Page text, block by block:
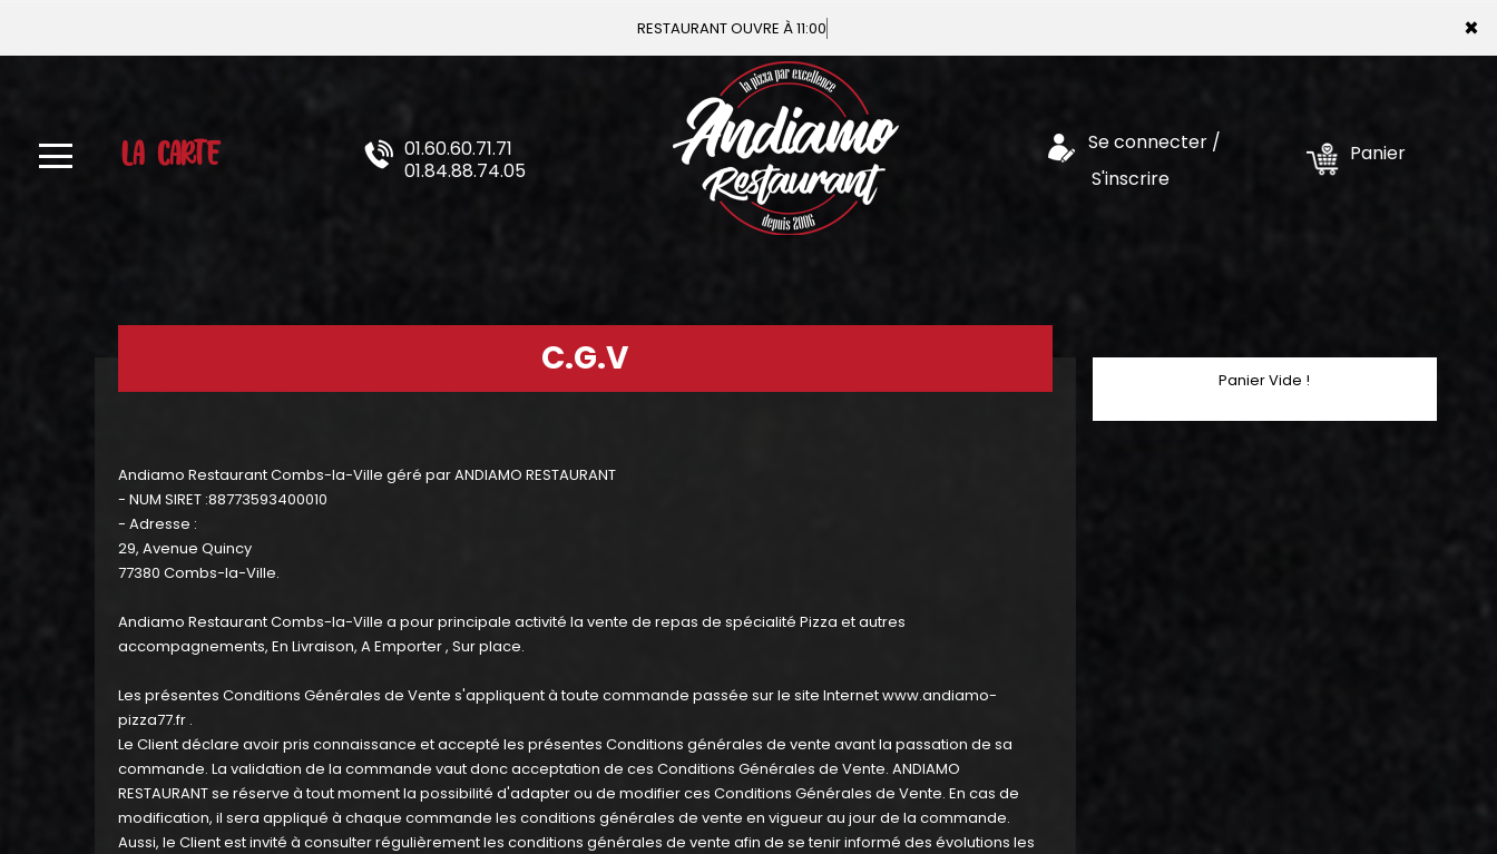
×
RESTAURANT OU
LA CARTE
01.60.60.71.71
01.84.88.74.05
Se connecter /
S'inscrire
Panier
X
Allergènes
Mobile
Programme
De
Vos
Zones
de
Livraison
C.G.V
Andiamo Restaurant Combs-la-Ville géré par ANDIAMO RESTAURANT
- NUM SIRET :88773593400010
- Adresse :
29, Avenue Quincy
77380 Combs-la-Ville.
Andiamo Restaurant Combs-la-Ville a pour principale activité la vente de repas de spécialité Pizza et autres
accompagnements, En Livraison, A Emporter , Sur place.
Les présentes Conditions Générales de Vente s'appliquent à toute commande passée sur le site Internetwww.andiamo-
pizza77.fr .
Le Client déclare avoir pris connaissance et accepté les présentes Conditions générales de vente avant la passation de sa
commande. La validation de la commande vaut donc acceptation de ces Conditions Générales de Vente. ANDIAMO
RESTAURANT se réserve à tout moment la possibilité d'adapter ou de modifier ces Conditions Générales de Vente. En cas de
modification, il sera appliqué à chaque commande les conditions générales de vente en vigueur au jour de la commande.
Aussi, le Client est invité à consulter régulièrement les conditions générales de vente afin de se tenir informé des évolutions les
Panier Vide !